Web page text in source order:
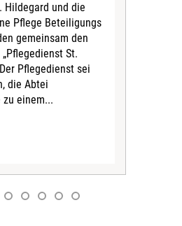
Hildegard und die
Pflege Beteiligungs
gemeinsam den
St.
Pflegedienst sei
die Abtei
einem...